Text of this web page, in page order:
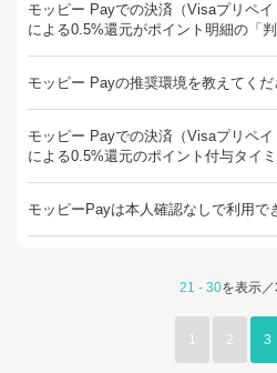
モッピー Payでの決済（Visaプリペイ
による0.5%還元がポイント明細の「
モッピー Payの推奨環境を教えてくだ
モッピー Payでの決済（Visaプリペイ
による0.5%還元のポイント付与タイ
モッピーPayは本人確認なしで利用で
21 - 30を表示
1 2 3